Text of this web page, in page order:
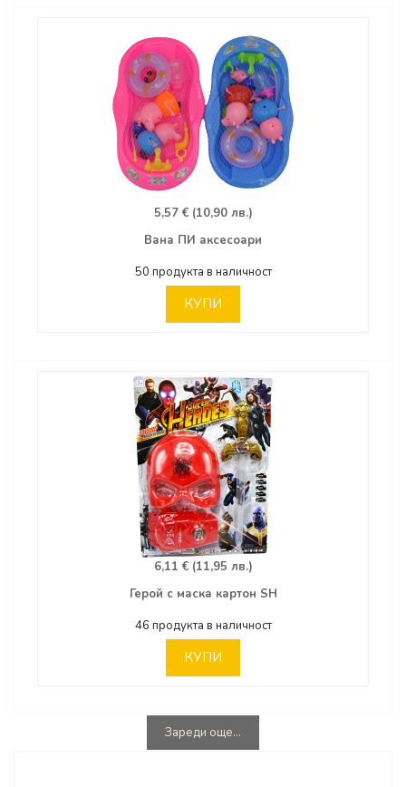
5,57 € (10,90 лв.)
Вана ПИ аксесоари
50 продукта в наличност
КУПИ
6,11 € (11,95 лв.)
Герой с маска картон SH
46 продукта в наличност
КУПИ
Зареди още...